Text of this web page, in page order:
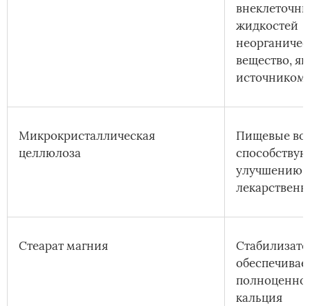
жидкостей
вещество,
источником
Микрокристаллическая
целлюлоза
Пищевые
улучшению
Стеарат магния
кальция